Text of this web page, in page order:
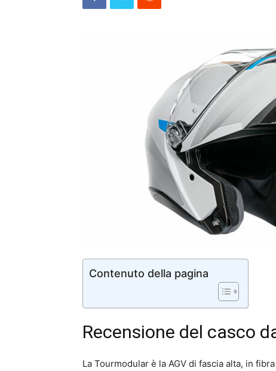
Contenuto della pagina
Recensione del casco
La Tourmodular è la AGV di fascia alta, in